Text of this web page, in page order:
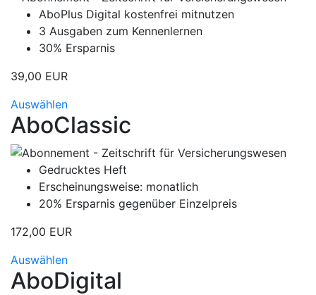
AboPlus Digital kostenfrei mitnutzen
3 Ausgaben zum Kennenlernen
30% Ersparnis
39,00 EUR
Auswählen
AboClassic
Gedrucktes Heft
Erscheinungsweise: monatlich
20% Ersparnis gegenüber Einzelpreis
172,00 EUR
Auswählen
AboDigital